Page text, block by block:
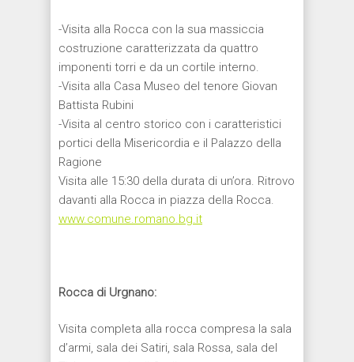
-Visita alla Rocca con la sua massiccia
costruzione caratterizzata da quattro
imponenti torri e da un cortile interno.
-Visita alla Casa Museo del tenore Giovan
Battista Rubini
-Visita al centro storico con i caratteristici
portici della Misericordia e il Palazzo della
Ragione
Visita alle 15:30 della durata di un’ora. Ritrovo
davanti alla Rocca in piazza della Rocca.
www.comune.romano.bg.it
Rocca di Urgnano:
Visita completa alla rocca compresa la sala
d’armi, sala dei Satiri, sala Rossa, sala del